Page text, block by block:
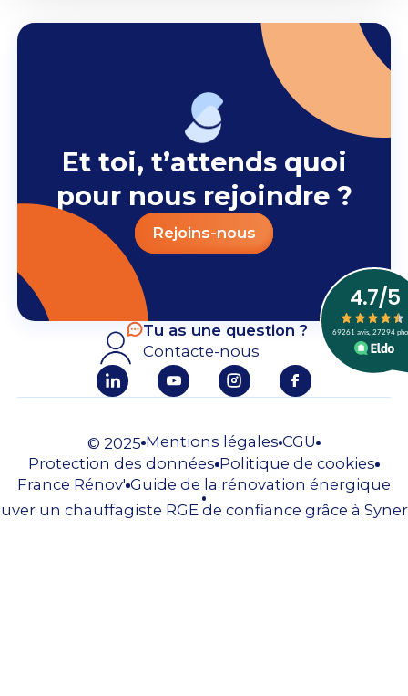
Et toi, t’attends quoi
pour nous rejoindre ?
Rejoins-nous
Tu as une question ?
Contacte-nous
© 2025 Mentions légales CGU
Protection des données Politique de cookies
France Rénov' Guide de la rénovation énergique
un chauffagiste RGE de confiance grâce à